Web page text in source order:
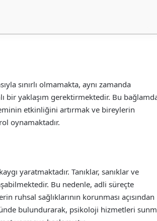
sınırlı olmamakta, aynı zamanda
bir yaklaşım gerektirmektedir. Bu
etkinliğini artırmak ve bireylerin
oynamaktadır.
yaratmaktadır. Tanıklar, sanıklar ve
Bu nedenle, adli süreçte
ruhsal sağlıklarının korunması açısından
bulundurarak, psikoloji hizmetleri